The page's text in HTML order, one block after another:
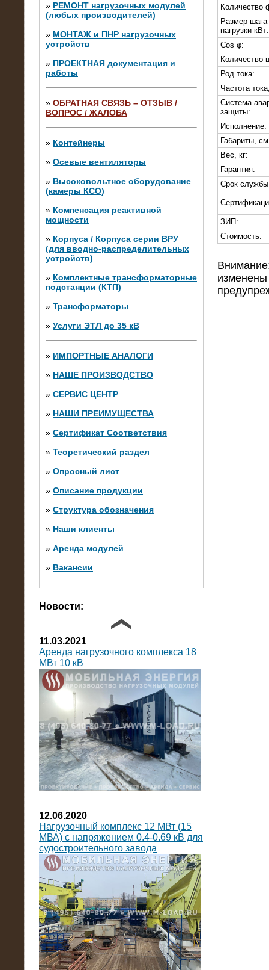
» РЕМОНТ нагрузочных модулей
(любых производителей)
» МОНТАЖ и ПНР нагрузочных
устройств
» ПРОЕКТНАЯ документация и
работы
» ОБРАТНАЯ СВЯЗЬ – ОТЗЫВ /
ВОПРОС / ЖАЛОБА
» Контейнеры
» Осевые вентиляторы
» Высоковольтное оборудование
(камеры КСО)
» Компенсация реактивной
мощности
» Корпуса / Корпуса серии ВРУ
(для вводно-распределительных
устройств)
» Комплектные трансформаторные
подстанции (КТП)
» Трансформаторы
» Услуги ЭТЛ до 35 кВ
» ИМПОРТНЫЕ АНАЛОГИ
» НАШЕ ПРОИЗВОДСТВО
» СЕРВИС ЦЕНТР
» НАШИ ПРЕИМУЩЕСТВА
» Сертификат Соответствия
» Теоретический раздел
» Опросный лист
» Описание продукции
» Структура обозначения
» Наши клиенты
» Аренда модулей
» Вакансии
Новости:
10.04.2015
Аренда нагрузочного модуля 4 МВт,
10 кВ
28.02.2015
Нагрузочные модули 700 кВт (4
штуки)
10.10.2014
Нагрузочный комплекс 20 МВт в 2
яруса (напряжение 6-10 кВ)
11.03.2021
Аренда нагрузочного комплекса 18
МВт 10 кВ
12.06.2020
Нагрузочный комплекс 12 МВт (15
МВА) с напряжением 0.4-0.69 кВ для
судостроительного завода
Количество
Размер шага
нагрузки кВт:
Сos φ:
Количество
Род тока:
Частота
Система
защиты:
Исполнение:
Габариты,
Вес, кг:
Гарантия:
Срок
ЗИП:
Стоимость:
изменены